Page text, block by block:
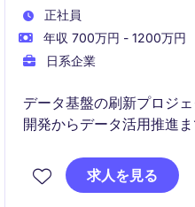
正社員
年収 700万円 - 1200万円
日系企業
データ基盤の刷新プロジ
開発からデータ活用推進
プロダクト改善やマーケ
タ環境整備をリードし、
求人を見る